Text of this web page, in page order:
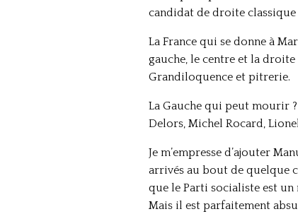
candidat de droite
La France qui se donne à
gauche, le centre et la
Grandiloquence et pitrerie.
La Gauche qui peut mourir
Delors, Michel Rocard,
Je m’empresse d’ajouter
arrivés au bout de quelque
que le Parti socialiste est
Mais il est parfaitement